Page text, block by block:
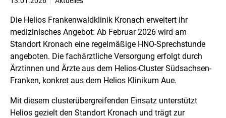
Die Helios Frankenwaldklinik Kronach erweitert ihr
medizinisches Angebot: Ab Februar 2026 wird am
Standort Kronach eine regelmäßige HNO-Sprechstunde
angeboten. Die fachärztliche Versorgung erfolgt durch
Ärztinnen und Ärzte aus dem Helios-Cluster Südsachsen-
Franken, konkret aus dem Helios Klinikum Aue.
Mit diesem clusterübergreifenden Einsatz unterstützt
Helios gezielt den Standort Kronach und trägt zur